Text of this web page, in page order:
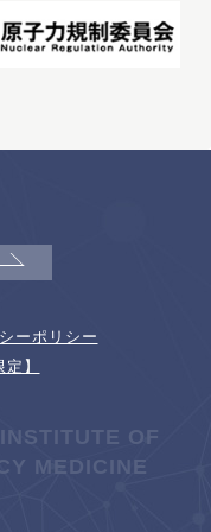
ーポリシー
】
OF
MEDICINE